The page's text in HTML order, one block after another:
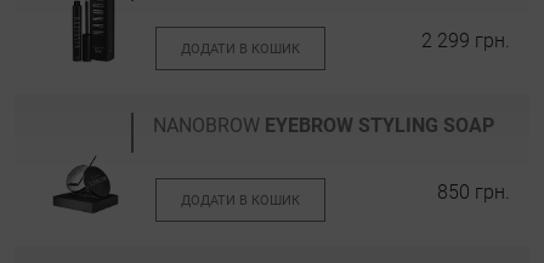
ДОДАТИ В КОШИК 2 299 грн.
NANOBROW EYEBROW STYLING SOAP
ДОДАТИ В КОШИК 850 грн.